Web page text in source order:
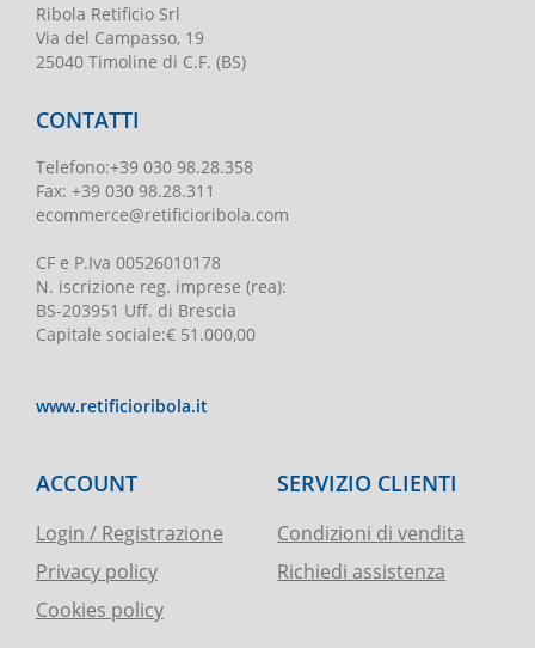
Ribola Retificio Srl
Via del Campasso, 19
25040 Timoline di C.F. (BS)
CONTATTI
Telefono:+39 030 98.28.358
Fax: +39 030 98.28.311
ecommerce@retificioribola.com
CF e P.Iva 00526010178
N. iscrizione reg. imprese (rea):
BS-203951 Uff. di Brescia
Capitale sociale:€ 51.000,00
www.retificioribola.it
ACCOUNT
Login / Registrazione
Privacy policy
Cookies policy
SERVIZIO CLIENTI
Condizioni di vendita
Richiedi assistenza